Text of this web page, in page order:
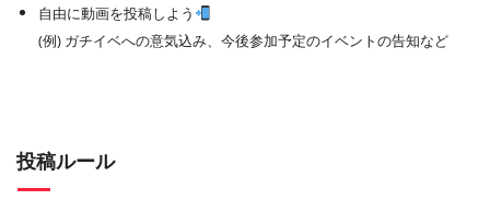
自由に動画を投稿しよう
(例) ガチイベへの意気込み、今後参加予定のイベントの告知など
投稿ルール